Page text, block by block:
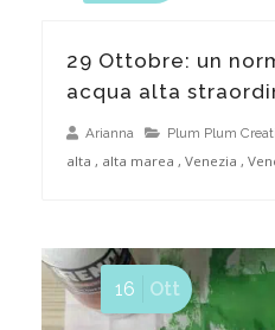
29 Ottobre: un
acqua alta
Arianna Plum Plum
alta , alta marea , Venezia ,
16 Ott